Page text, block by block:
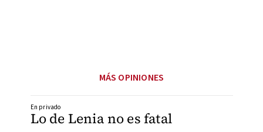
MÁS OPINIONES
Lo de Lenia no es fatal
En privado